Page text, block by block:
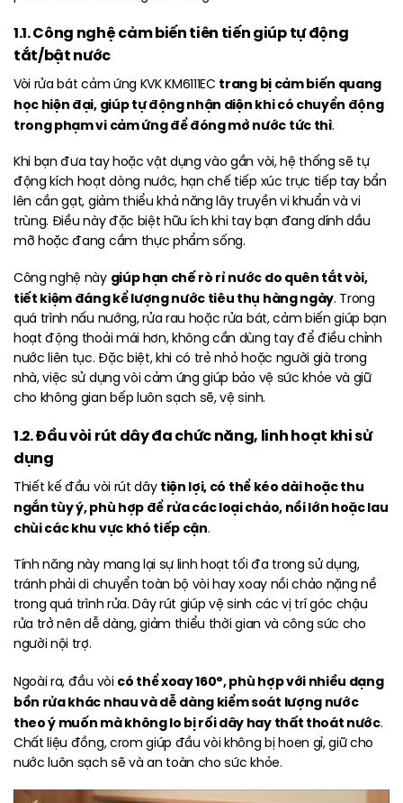
1.1. Công nghệ cảm biến tiên tiến giúp tự động
tắt/bật nước
Vòi rửa bát cảm ứng KVK KM6111EC trang bị cảm biến quang
học hiện đại, giúp tự động nhận diện khi có chuyển động
trong phạm vi cảm ứng để đóng mở nước tức thì.
Khi bạn đưa tay hoặc vật dụng vào gần vòi, hệ thống sẽ tự
động kích hoạt dòng nước, hạn chế tiếp xúc trực tiếp tay bẩn
lên cần gạt, giảm thiểu khả năng lây truyền vi khuẩn và vi
trùng. Điều này đặc biệt hữu ích khi tay bạn đang dính dầu
mỡ hoặc đang cầm thực phẩm sống.
Công nghệ này giúp hạn chế rò rỉ nước do quên tắt vòi,
tiết kiệm đáng kể lượng nước tiêu thụ hàng ngày. Trong
quá trình nấu nướng, rửa rau hoặc rửa bát, cảm biến giúp bạn
hoạt động thoải mái hơn, không cần dùng tay để điều chỉnh
nước liên tục. Đặc biệt, khi có trẻ nhỏ hoặc người già trong
nhà, việc sử dụng vòi cảm ứng giúp bảo vệ sức khỏe và giữ
cho không gian bếp luôn sạch sẽ, vệ sinh.
1.2. Đầu vòi rút dây đa chức năng, linh hoạt khi sử
dụng
Thiết kế đầu vòi rút dâytiện lợi, có thể kéo dài hoặc thu
ngắn tùy ý, phù hợp để rửa các loại chảo, nồi lớn hoặc lau
chùi các khu vực khó tiếp cận.
Tính năng này mang lại sự linh hoạt tối đa trong sử dụng,
tránh phải di chuyển toàn bộ vòi hay xoay nồi chảo nặng nề
trong quá trình rửa. Dây rút giúp vệ sinh các vị trí góc chậu
rửa trở nên dễ dàng, giảm thiểu thời gian và công sức cho
người nội trợ.
Ngoài ra, đầu vòi có thể xoay 160°, phù hợp với nhiều dạng
bồn rửa khác nhau và dễ dàng kiểm soát lượng nước
theo ý muốn mà không lo bị rối dây hay thất thoát nước.
Chất liệu đồng, crom giúp đầu vòi không bị hoen gỉ, giữ cho
nước luôn sạch sẽ và an toàn cho sức khỏe.